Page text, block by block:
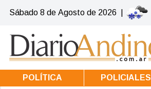
Sábado 8 de Agosto de 2026
POLÍTICA POLICIALES